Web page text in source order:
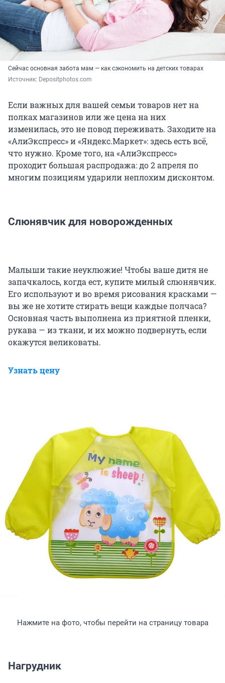
Сейчас основная забота мам — как сэкономить на детских товарах
Источник: Depositphotos.com
Если важных для вашей семьи товаров нет на
полках магазинов или же цена на них
изменилась, это не повод переживать. Заходите на
«АлиЭкспресс» и «Яндекс.Маркет»: здесь есть всё,
что нужно. Кроме того, на «АлиЭкспресс»
проходит большая распродажа: до 2 апреля по
многим позициям ударили неплохим дисконтом.
Слюнявчик для новорожденных
Малыши такие неуклюжие! Чтобы ваше дитя не
запачкалось, когда ест, купите милый слюнявчик.
Его используют и во время рисования красками —
вы же не хотите стирать вещи каждые полчаса?
Основная часть выполнена из приятной пленки,
рукава — из ткани, и их можно подвернуть, если
окажутся великоваты.
Узнать цену
Нажмите на фото, чтобы перейти на страницу товара
Нагрудник